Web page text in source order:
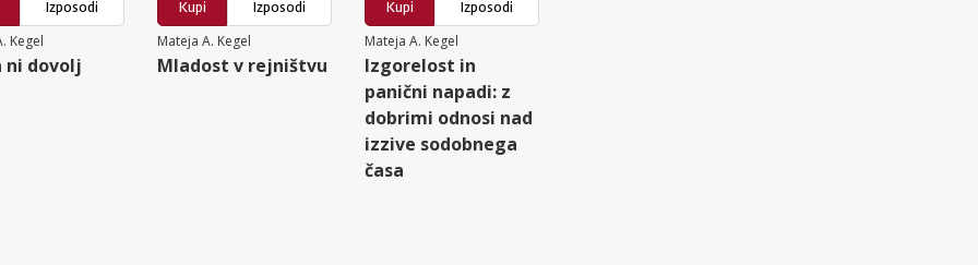
Izposodi
Kegel
ni dovolj
Kupi
Izposodi
Mateja A. Kegel
Mladost v rejništvu
Kupi
Izposodi
Mateja A. Kegel
Izgorelost in
panični napadi: z
dobrimi odnosi nad
izzive sodobnega
časa